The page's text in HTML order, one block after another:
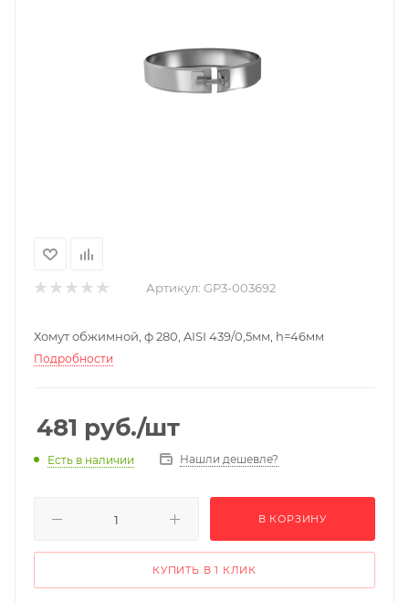
Артикул: GP3-003692
Хомут обжимной, ф 280, AISI 439/0,5мм, h=46мм
Подробности
481 руб./шт
Есть в наличии Нашли дешевле?
В КОРЗИНУ
КУПИТЬ В 1 КЛИК